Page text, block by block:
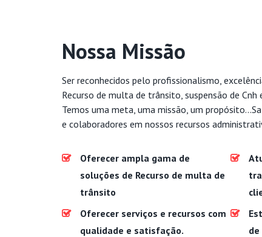
Nossa Missão
Ser reconhecidos pelo profissionalismo,
Recurso de multa de trânsito, suspensão de
Temos uma meta, uma missão, um
e colaboradores em nossos recursos
Oferecer ampla gama de
soluções de Recurso de multa de
trânsito
Oferecer serviços e recursos com
qualidade e satisfação.
de